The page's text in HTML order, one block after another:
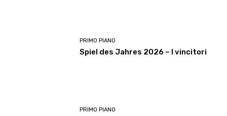
PRIMO PIANO
Spiel des Jahres 2026 – I vincitori
PRIMO PIANO